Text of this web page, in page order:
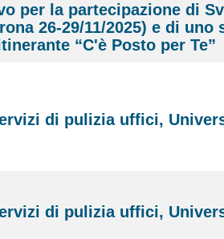
per la partecipazione di
26-29/11/2025) e di
“C'è Posto per Te”
di pulizia uffici,
di pulizia uffici,